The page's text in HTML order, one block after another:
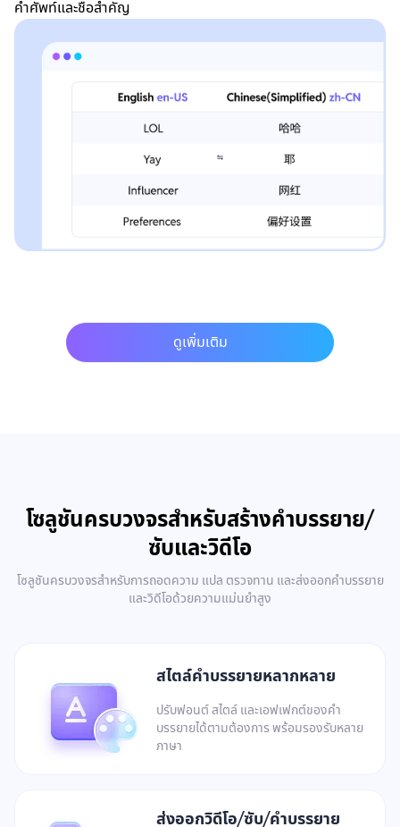
คำศัพท์และชื่อสำคัญ
ดูเพิ่มเติม
โซลูชันครบวงจรสำหรับสร้างคำบรรยาย/
ซับและวิดีโอ
โซลูชันครบวงจรสำหรับการถอดความ แปล ตรวจทาน และส่งออกคำบรรยาย
และวิดีโอด้วยความแม่นยำสูง
สไตล์คำบรรยายหลากหลาย
ปรับฟอนต์ สไตล์ และเอฟเฟกต์ของคำ
บรรยายได้ตามต้องการ พร้อมรองรับหลาย
ภาษา
ส่งออกวิดีโอ/ซับ/คำบรรยาย